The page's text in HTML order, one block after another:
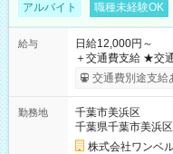
アルバイト 職種未経験OK
給与
日給12,000円～
＋交通費支給 ★交通費一部支給 ┗1日500円を超えた分は全額支
給！ ※往復500円以内の
（規定あり） ┗働
なし
交通費別途支給
勤務地
千葉市美浜区
千葉県千葉市美浜
株式会社ワンベ